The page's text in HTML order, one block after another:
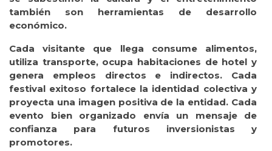
también son herramientas de desarrollo
económico.
Cada visitante que llega consume alimentos,
utiliza transporte, ocupa habitaciones de hotel y
genera empleos directos e indirectos. Cada
festival exitoso fortalece la identidad colectiva y
proyecta una imagen positiva de la entidad. Cada
evento bien organizado envía un mensaje de
confianza para futuros inversionistas y
promotores.